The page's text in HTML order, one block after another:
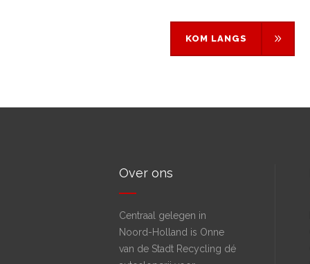
KOM LANGS
Over ons
Centraal gelegen in
Noord-Holland is Onne
van de Stadt Recycling dé